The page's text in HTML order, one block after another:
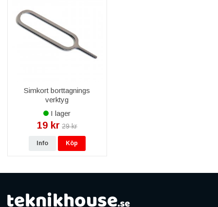
Simkort borttagnings
verktyg
I lager
19 kr 29 kr
Info Köp